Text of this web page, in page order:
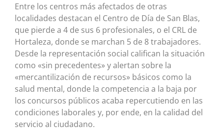
Entre los centros más afectados de otras
localidades destacan el Centro de Día de San Blas,
que pierde a 4 de sus 6 profesionales, o el CRL de
Hortaleza, donde se marchan 5 de 8 trabajadores.
Desde la representación social califican la situación
como «sin precedentes» y alertan sobre la
«mercantilización de recursos» básicos como la
salud mental, donde la competencia a la baja por
los concursos públicos acaba repercutiendo en las
condiciones laborales y, por ende, en la calidad del
servicio al ciudadano.